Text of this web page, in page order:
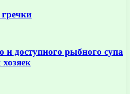
и доступного рыбного супа